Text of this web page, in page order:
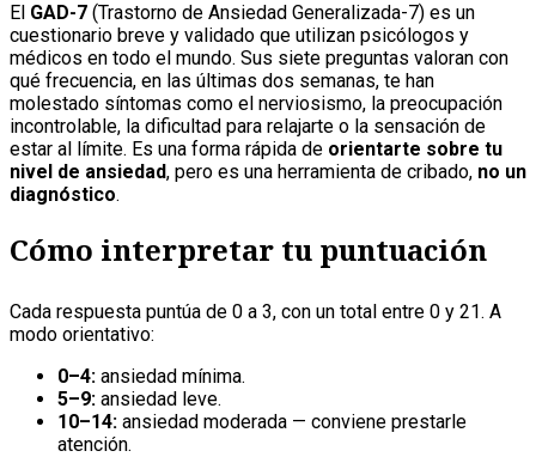
El GAD-7 (Trastorno de Ansiedad Generalizada-7) es un
cuestionario breve y validado que utilizan psicólogos y
médicos en todo el mundo. Sus siete preguntas valoran con
qué frecuencia, en las últimas dos semanas, te han
molestado síntomas como el nerviosismo, la preocupación
incontrolable, la dificultad para relajarte o la sensación de
estar al límite. Es una forma rápida de orientarte sobre tu
nivel de ansiedad, pero es una herramienta de cribado, no un
diagnóstico.
Cómo interpretar tu puntuación
Cada respuesta puntúa de 0 a 3, con un total entre 0 y 21. A
modo orientativo:
0–4: ansiedad mínima.
5–9: ansiedad leve.
10–14: ansiedad moderada — conviene prestarle
atención.